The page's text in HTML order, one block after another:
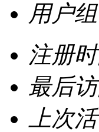
用户组
注册
最后
上次